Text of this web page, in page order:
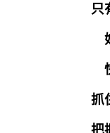
只
抓
把